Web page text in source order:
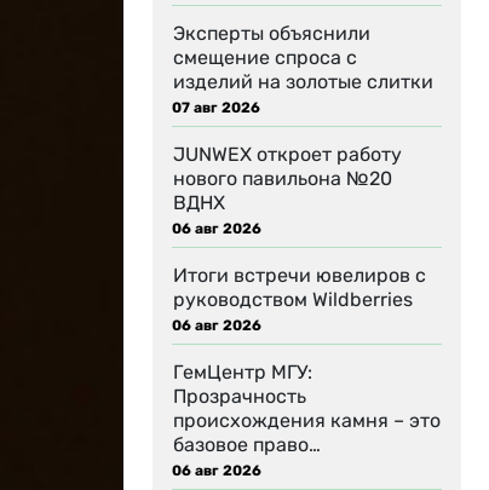
Эксперты объяснили
смещение спроса с
изделий на золотые слитки
07 авг 2026
JUNWEX откроет работу
нового павильона №20
ВДНХ
06 авг 2026
Итоги встречи ювелиров с
руководством Wildberries
06 авг 2026
ГемЦентр МГУ:
Прозрачность
происхождения камня – это
базовое право…
06 авг 2026